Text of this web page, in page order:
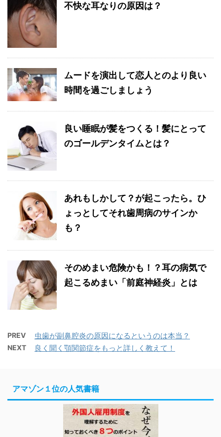
不快な耳なりの原因は？
ムードを演出して恋人とのより良い
時間を過ごしましょう
良い睡眠が髪をつくる！髪にとって
のゴールデンタイムとは？
あれもしかして？が起こったら。ひ
ょっとしてそれ歯周病のサインか
も？
そのめまい危険かも！？耳の病気で
起こるめまい「前庭神経炎」とは
PREV 虫歯が副鼻腔炎の原因になるというのは本当？
NEXT 良く聞く顎関節症をもっと詳しく教えて！
アマゾン１位の人気書籍